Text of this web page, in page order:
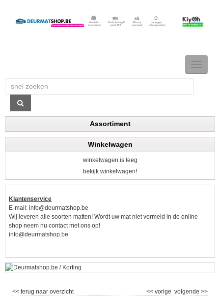
TOGGLE
Assortiment
Winkelwagen
winkelwagen is leeg
bekijk winkelwagen!
Klantenservice
E-mail: info@deurmatshop.be
Wij leveren alle soorten matten! Wordt uw mat niet vermeld in de online
shop neem nu contact met ons op!
info@deurmatshop.be
<< terug naar overzicht volgende >>
<< vorige